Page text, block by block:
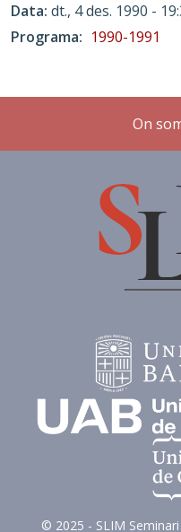
Data dt., 4 des. 1990 -
Programa
1990-1991
On
© 2025 - SLIM